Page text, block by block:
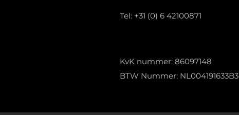
Tel: +31 (0) 6 42100871
KvK nummer: 86097148
BTW Nummer: